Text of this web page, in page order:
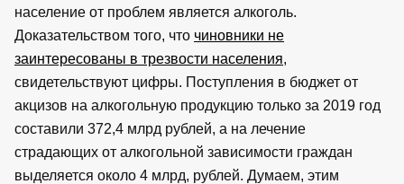
население от проблем является алкоголь.
Доказательством того, что чиновники не
заинтересованы в трезвости населения,
свидетельствуют цифры. Поступления в бюджет от
акцизов на алкогольную продукцию только за 2019 год
составили 372,4 млрд рублей, а на лечение
страдающих от алкогольной зависимости граждан
выделяется около 4 млрд, рублей. Думаем, этим